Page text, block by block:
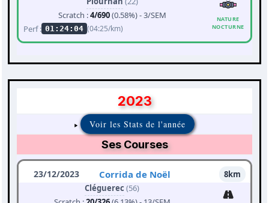
Scratch :4/690(0.58%) - 3/SEM
Perf : 01:24:04 (04:25/km)
NATURE
NOCTURNE
2023
Voir les Stats de l'année
Ses Courses
23/12/2023 Corrida de Noël
8km
Cléguerec (56)